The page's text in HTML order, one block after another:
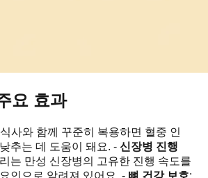
요 효과
사와 함께 꾸준히 복용하면 혈중 인
추는 데 도움이 돼요. - 신장병 진행
는 만성 신장병의 고유한 진행 속도를